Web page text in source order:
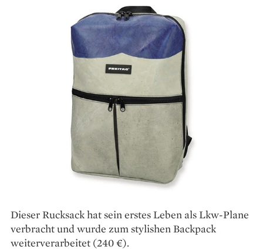
Dieser Rucksack hat sein erstes Leben als Lkw-Plane
verbracht und wurde zum stylishen Backpack
weiterverarbeitet (240 €).